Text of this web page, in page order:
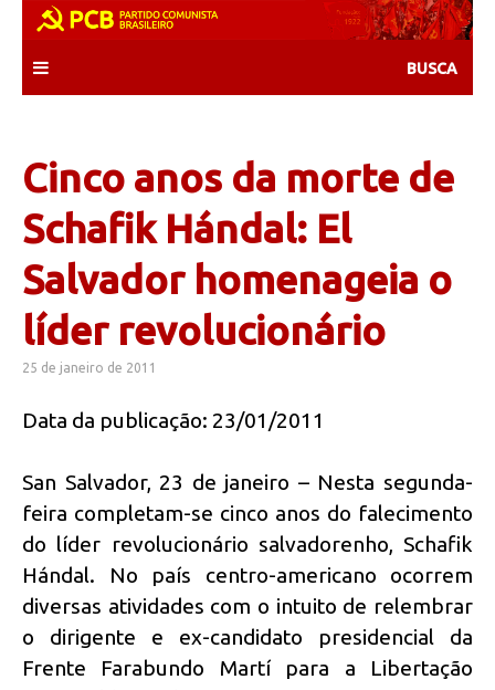
content
Cinco anos da morte de
Schafik Hándal: El
Salvador homenageia o
líder revolucionário
25 de janeiro de 2011
Data da publicação: 23/01/2011
San Salvador, 23 de janeiro – Nesta segunda-
feira completam-se cinco anos do falecimento
do líder revolucionário salvadorenho, Schafik
Hándal. No país centro-americano ocorrem
diversas atividades com o intuito de relembrar
o dirigente e ex-candidato presidencial da
Frente Farabundo Martí para a Libertação